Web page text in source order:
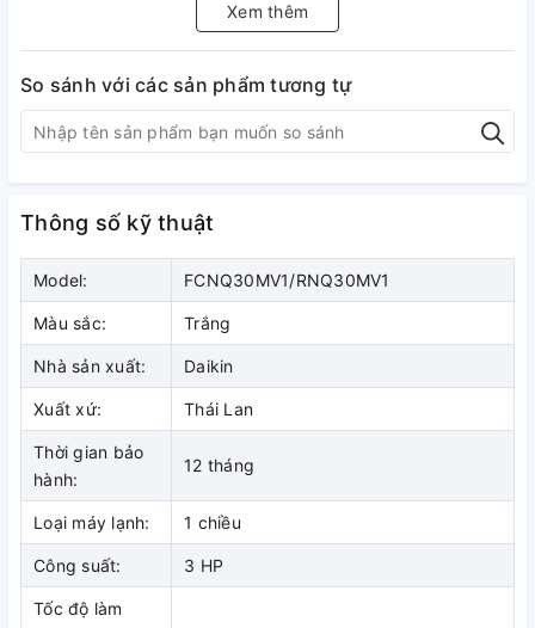
Công suất hoạt động 3Hp thích hợp với không gian phòng
khoảng từ 35-40 mét vuông.
Vận hành êm ái với độ ồn thấp.
Cách tản nhiệt dàn nóng chống ăn mòn.
Sử dụng gas R-410A.
CHI TIẾT TÍNH NĂNG
Thiết kế âm trần
Máy lạnh Daikin FCNQ30MV1/RNQ30MV1 thiết kế âm trần
với mặt nạ hình vuông, màu trắng, đem lại vẻ trang nhã và
sang trọng cho căn phòng. Máy lạnh Daikin
FCNQ30MV1/RNQ30MV1 dễ dàng lắp đặt, tiện lợi cho người
tiêu dùng.
Máy lạnh Daikin FCNQ30MV1/RNQ30MV1 thiết kế âm trần
Xem thêm
So sánh với các sản phẩm tương tự
Thông số kỹ thuật
Model: FCNQ30MV1/RNQ30MV1
Màu sắc: Trắng
Nhà sản xuất: Daikin
Xuất xứ: Thái Lan
Thời gian bảo
hành:
12 tháng
Loại máy lạnh: 1 chiều
Công suất: 3 HP
Tốc độ làm